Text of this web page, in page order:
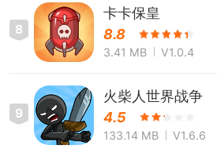
8
卡卡保皇
8.8
3.41 MB V1.0.4
9
火柴人世界战争
4.5
133.14 MB V1.6.6